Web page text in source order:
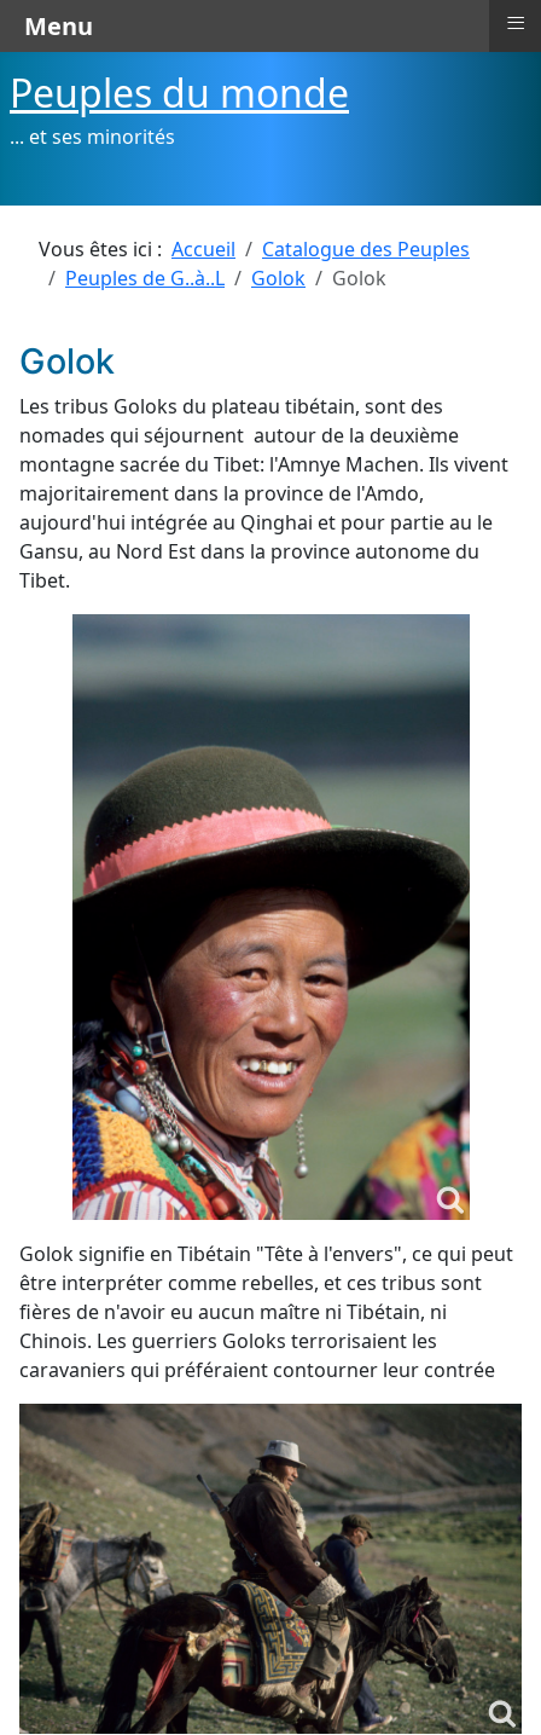
Peuples du monde
... et ses minorités
Vous êtes ici : Accueil
Catalogue des Peuples
Peuples de G..à..L
Golok Golok
Golok
Les tribus Goloks du plateau tibétain, sont des
nomades qui séjournent autour de la deuxième
montagne sacrée du Tibet: l'Amnye Machen. Ils vivent
majoritairement dans la province de l'Amdo,
aujourd'hui intégrée au Qinghai et pour partie au le
Gansu, au Nord Est dans la province autonome du
Tibet.
Golok signifie en Tibétain "Tête à l'envers", ce qui peut
être interpréter comme rebelles, et ces tribus sont
fières de n'avoir eu aucun maître ni Tibétain, ni
Chinois. Les guerriers Goloks terrorisaient les
caravaniers qui préféraient contourner leur contrée
Menu ≡